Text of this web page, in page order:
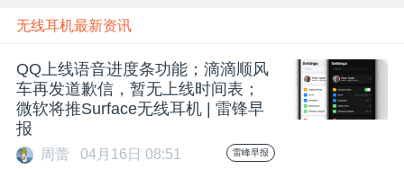
雷
峰
无线耳机最新资讯
QQ上线语音进度条功能；滴滴顺风
车再发道歉信，暂无上线时间表；
微软将推Surface无线耳机 | 雷锋早
报
周蕾 04月16日 08:51 雷峰早报